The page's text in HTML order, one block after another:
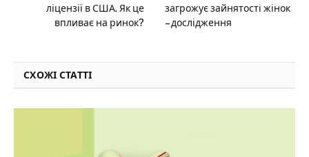
ліцензії в США. Як це
впливає на ринок?
загрожує зайнятості жінок
– дослідження
СХОЖІ СТАТТІ